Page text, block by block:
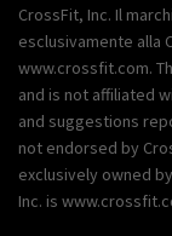
CrossFit, Inc. Il
esclusivamente alla
www.crossfit.com.
and is not affiliated
and suggestions
not endorsed by
exclusively owned
Inc. is